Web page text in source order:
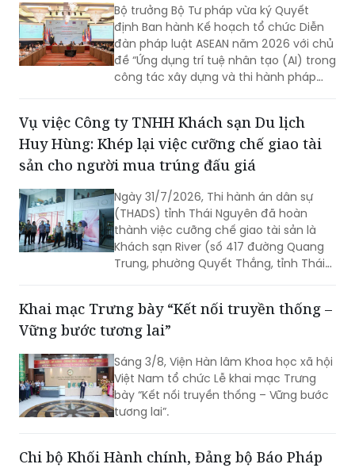
Bộ trưởng Bộ Tư pháp vừa ký Quyết
định Ban hành Kế hoạch tổ chức Diễn
đàn pháp luật ASEAN năm 2026 với chủ
đề “Ứng dụng trí tuệ nhân tạo (AI) trong
công tác xây dựng và thi hành pháp
Vụ việc Công ty TNHH Khách sạn Du lịch
Huy Hùng: Khép lại việc cưỡng chế giao tài
sản cho người mua trúng đấu giá
Ngày 31/7/2026, Thi hành án dân sự
(THADS) tỉnh Thái Nguyên đã hoàn
thành việc cưỡng chế giao tài sản là
Khách sạn River (số 417 đường Quang
Trung, phường Quyết Thắng, tỉnh Thái
án kinh doanh, thương mại có giá trị
lớn, việc tổ chức thi hành kéo dài gần 3
vướng mắc.
Khai mạc Trưng bày “Kết nối truyền thống –
Vững bước tương lai”
Sáng 3/8, Viện Hàn lâm Khoa học xã hội
Việt Nam tổ chức Lễ khai mạc Trưng
bày “Kết nối truyền thống – Vững bước
tương lai”.
Chi bộ Khối Hành chính, Đảng bộ Báo Pháp